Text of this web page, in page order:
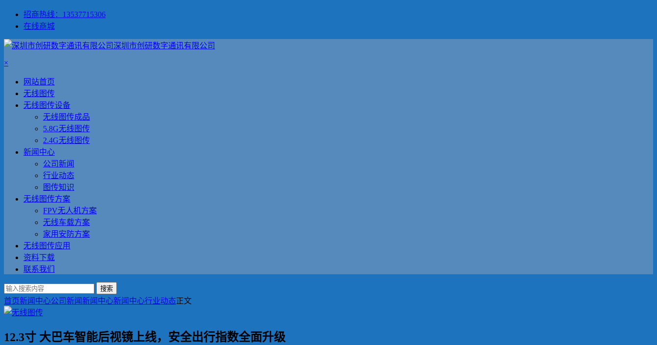
招商热线：13537715306
在线商城
深圳市创研数字通讯有限公司
×
网站首页
无线图传
无线图传设备
无线图传成品
5.8G无线图传
2.4G无线图传
新闻中心
公司新闻
行业动态
图传知识
无线图传方案
FPV无人机方案
无线车载方案
家用安防方案
无线图传应用
资料下载
联系我们
搜索
首页新闻中心公司新闻新闻中心新闻中心行业动态正文
12.3寸 大巴车智能后视镜上线，安全出行指数全面升级